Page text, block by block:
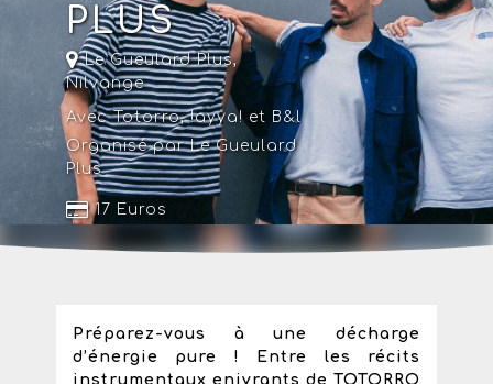
PLUS
Le Gueulard Plus,
Nilvange
Avec Totorro, !ayya! et B&l
Organisé par Le Gueulard
Plus
17 Euros
Préparez-vous à une décharge
d’énergie pure ! Entre les récits
instrumentaux enivrants de TOTORRO